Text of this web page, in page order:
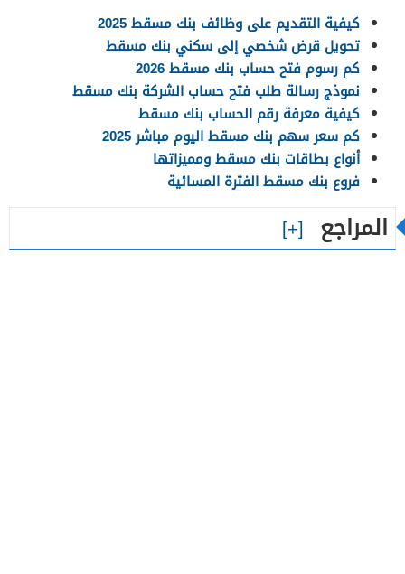
كيفية التقديم على وظائف بنك مسقط 2025
تحويل قرض شخصي إلى سكني بنك مسقط
كم رسوم فتح حساب بنك مسقط 2026
نموذج رسالة طلب فتح حساب الشركة بنك مسقط
كيفية معرفة رقم الحساب بنك مسقط
كم سعر سهم بنك مسقط اليوم مباشر 2025
أنواع بطاقات بنك مسقط ومميزاتها
فروع بنك مسقط الفترة المسائية
المراجع